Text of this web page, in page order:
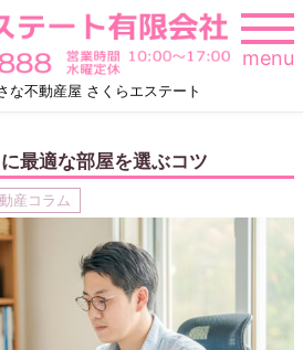
な不動産屋 さくらエステート
menu
最適な部屋を選ぶコツ
産コラム